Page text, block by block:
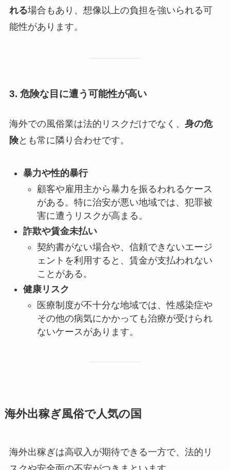
れる場合もあり、想像以上の負担を強いられる可
能性があります。
3. 危険な目に遭う可能性が高い
海外での風俗業は法的リスクだけでなく、 身の危
険とも常に隣り合わせです。
暴力や性的暴行
顧客や雇用主から暴力を振るわれるケース
がある。特に治安が悪い地域では、犯罪被
害に遭うリスクが高まる。
詐欺や賃金未払い
契約書がない場合や、信頼できないエージ
ェントを利用すると、賃金が支払われない
ことがある。
健康リスク
医療制度が不十分な地域では、性感染症や
その他の病気にかかっても治療が受けられ
ないケースがあります。
海外出稼ぎ風俗で人気の国
海外出稼ぎは高収入が期待できる一方で、法的リ